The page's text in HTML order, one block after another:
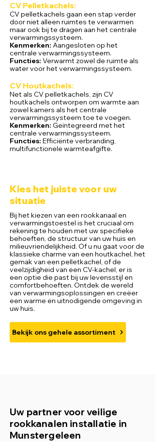
CV Pelletkachels:
CV pelletkachels gaan een stap verder
door niet alleen ruimtes te verwarmen
maar ook bij te dragen aan het centrale
verwarmingssysteem.
Kenmerken: Aangesloten op het
centrale verwarmingssysteem.
Functies: Verwarmt zowel de ruimte als
water voor het verwarmingssysteem.
CV Houtkachels:
Net als CV pelletkachels, zijn CV
houtkachels ontworpen om warmte aan
zowel kamers als het centrale
verwarmingssysteem toe te voegen.
Kenmerken: Geïntegreerd met het
centrale verwarmingssysteem.
Functies: Efficiënte verbranding,
multifunctionele warmteafgifte.
Kies het juiste voor uw
situatie
Bij het kiezen van een rookkanaal en
verwarmingstoestel is het cruciaal om
rekening te houden met uw specifieke
behoeften, de structuur van uw huis en
milieuvriendelijkheid. Of u nu gaat voor de
klassieke charme van een houtkachel, het
gemak van een pelletkachel, of de
veelzijdigheid van een CV-kachel, er is
een optie die past bij uw levensstijl en
comfortbehoeften. Ontdek de wereld
van verwarmingsoplossingen en creëer
een warme en uitnodigende omgeving in
uw huis.
Bekijk ons gehele assortiment
Uw partner voor veilige
rookkanalen installatie in
Munstergeleen